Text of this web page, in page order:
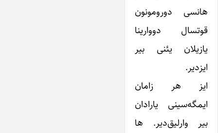
هانسی دورومونون
قوتسال دووارینا
یازیلان یئنی بیر
ایز‌دیر.
ایز هر زامان
ایمگه‌سینی یارادان
بیر وارلیق‌دیر. ها